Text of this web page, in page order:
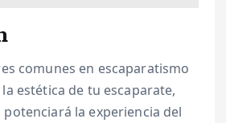
comunes en escaparatismo
estética de tu escaparate,
la experiencia del